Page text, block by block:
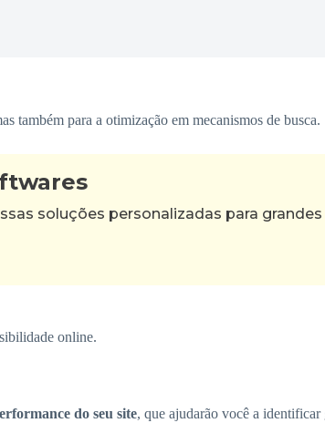
também para a otimização em mecanismos de busca.
soluções personalizadas para
online.
do seu site, que ajudarão você a identificar